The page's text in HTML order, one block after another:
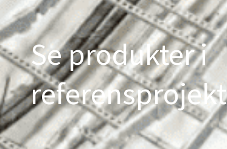
Se produkter i
referensprojekt